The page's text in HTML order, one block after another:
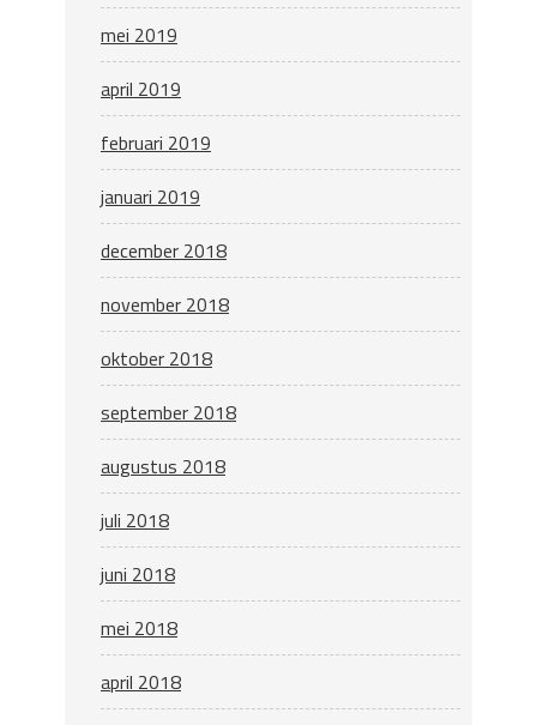
mei 2019
april 2019
februari 2019
januari 2019
december 2018
november 2018
oktober 2018
september 2018
augustus 2018
juli 2018
juni 2018
mei 2018
april 2018